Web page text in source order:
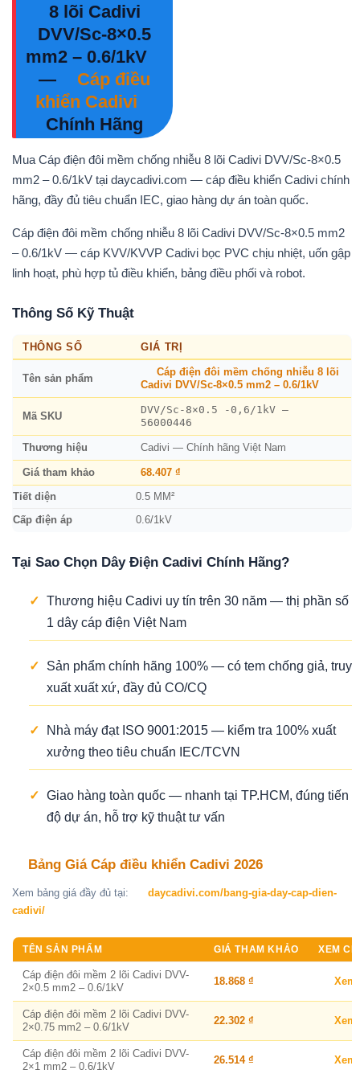
8 lõi Cadivi
DVV/Sc-8×0.5
mm2 – 0.6/1kV
—
Cáp điều
khiển Cadivi
Chính Hãng
Mua Cáp điện đôi mềm chống nhiễu 8 lõi Cadivi DVV/Sc-8×0.5
mm2 – 0.6/1kV tại daycadivi.com — cáp điều khiển Cadivi chính
hãng, đầy đủ tiêu chuẩn IEC, giao hàng dự án toàn quốc.
Cáp điện đôi mềm chống nhiễu 8 lõi Cadivi DVV/Sc-8×0.5 mm2
– 0.6/1kV — cáp KVV/KVVP Cadivi bọc PVC chịu nhiệt, uốn gập
linh hoạt, phù hợp tủ điều khiển, bảng điều phối và robot.
Thông Số Kỹ Thuật
THÔNG SỐ GIÁ TRỊ
Tên sản phẩm
Cáp điện đôi mềm chống nhiễu 8 lõi
Cadivi DVV/Sc-8×0.5 mm2 – 0.6/1kV
Mã SKU
DVV/Sc-8×0.5 -0,6/1kV –
56000446
Thương hiệu Cadivi — Chính hãng Việt Nam
Giá tham khảo 68.407 ₫
Tiết diện 0.5 MM²
Cấp điện áp 0.6/1kV
Tại Sao Chọn Dây Điện Cadivi Chính Hãng?
✓ Thương hiệu Cadivi uy tín trên 30 năm — thị phần số
1 dây cáp điện Việt Nam
✓
Sản phẩm chính hãng 100% — có tem chống giả, truy
xuất xuất xứ, đầy đủ CO/CQ
✓
Nhà máy đạt ISO 9001:2015 — kiểm tra 100% xuất
xưởng theo tiêu chuẩn IEC/TCVN
✓ Giao hàng toàn quốc — nhanh tại TP.HCM, đúng tiến
độ dự án, hỗ trợ kỹ thuật tư vấn
Bảng Giá Cáp điều khiển Cadivi 2026
Xem bảng giá đầy đủ tại:
daycadivi.com/bang-gia-day-cap-dien-
cadivi/
TÊN SẢN PHẨM GIÁ THAM KHẢO XEM
Cáp điện đôi mềm 2 lõi Cadivi DVV-
2×0.5 mm2 – 0.6/1kV
18.868 ₫
Cáp điện đôi mềm 2 lõi Cadivi DVV-
2×0.75 mm2 – 0.6/1kV
22.302 ₫
Cáp điện đôi mềm 2 lõi Cadivi DVV-
2×1 mm2 – 0.6/1kV
26.514 ₫